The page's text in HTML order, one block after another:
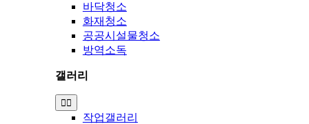
바닥청소
화재청소
공공시설물청소
방역소독
갤러리
Toggle
Navigation
작업갤러리